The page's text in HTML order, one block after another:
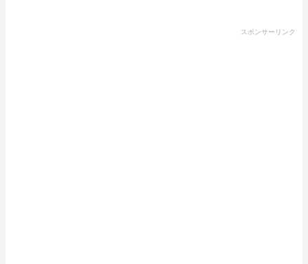
スポンサーリンク